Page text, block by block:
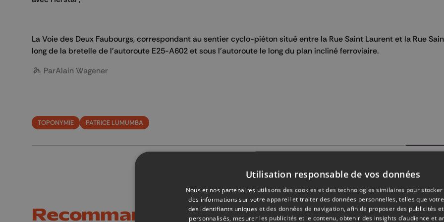
La Voie des Deux Faubourgs, correspondant au sentier cyclo-piéton situé entre la Rue Saint Laurent et la Rue
long de la bretelle de l'autoroute E25-A602 et sous l'autoroute le long du plan incliné ferroviaire.
ParAlain Wagener
TOPONYMIE PATRICE LUMUMBA
Recommandations
Utilisation responsable de vos données
Nous et nos partenaires utilisons des cookies et des technologies similaires pour
des informations sur votre appareil et traiter des données personnelles, telles que
des identifiants uniques et des données de navigation, afin de proposer des publicités
personnalisés, mesurer les publicités et le contenu, obtenir des insights d’audience et